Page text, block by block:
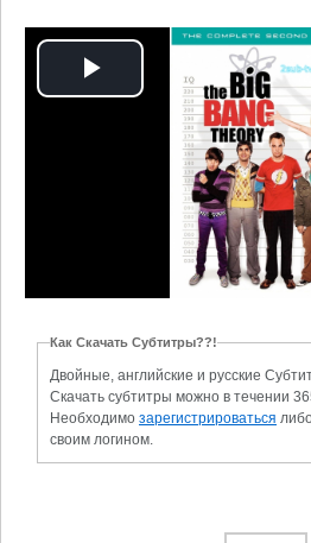
Play
Как Скачать Субтитры??!
Двойные, английские и русские
Скачать субтитры можно в течении
Необходимо зарегистрироваться
своим логином.